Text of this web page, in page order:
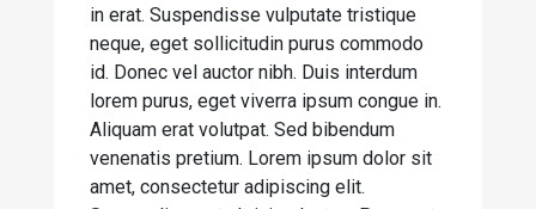
in erat. Suspendisse vulputate tristique
neque, eget sollicitudin purus commodo
id. Donec vel auctor nibh. Duis interdum
lorem purus, eget viverra ipsum congue in.
Aliquam erat volutpat. Sed bibendum
venenatis pretium. Lorem ipsum dolor sit
amet, consectetur adipiscing elit.